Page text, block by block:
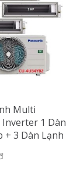
Multi
Inverter 1 Dàn
+ 3 Dàn Lạnh
1 Hp-2.5 Hp